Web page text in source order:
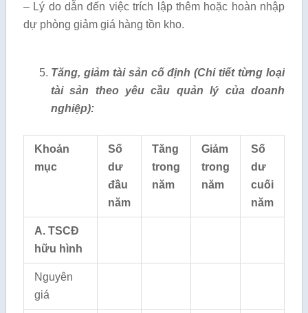
– Lý do dẫn đến việc trích lập thêm hoặc hoàn nhập
dự phòng giảm giá hàng tồn kho.
Tăng, giảm tài sản cố định (Chi tiết từng loại
tài sản theo yêu cầu quản lý của doanh
nghiệp):
Khoản
mục
Số
dư
đầu
năm
Tăng
trong
năm
Giảm
trong
năm
Số
dư
cuối
năm
A. TSCĐ
hữu hình
Nguyên
giá